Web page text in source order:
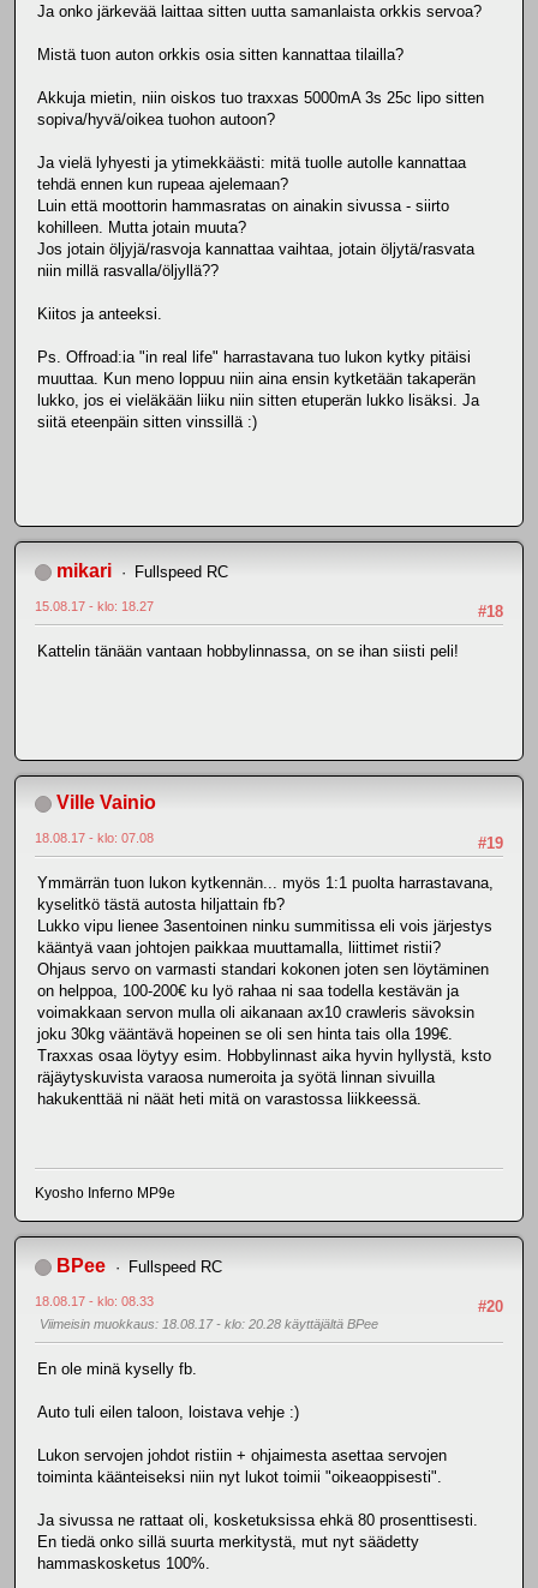
Ja onko järkevää laittaa sitten uutta samanlaista orkkis servoa?
Mistä tuon auton orkkis osia sitten kannattaa tilailla?
Akkuja mietin, niin oiskos tuo traxxas 5000mA 3s 25c lipo sitten
sopiva/hyvä/oikea tuohon autoon?
Ja vielä lyhyesti ja ytimekkäästi: mitä tuolle autolle kannattaa
tehdä ennen kun rupeaa ajelemaan?
Luin että moottorin hammasratas on ainakin sivussa - siirto
kohilleen. Mutta jotain muuta?
Jos jotain öljyjä/rasvoja kannattaa vaihtaa, jotain öljytä/rasvata
niin millä rasvalla/öljyllä??
Kiitos ja anteeksi.
Ps. Offroad:ia "in real life" harrastavana tuo lukon kytky pitäisi
muuttaa. Kun meno loppuu niin aina ensin kytketään takaperän
lukko, jos ei vieläkään liiku niin sitten etuperän lukko lisäksi. Ja
siitä eteenpäin sitten vinssillä :)
mikari Fullspeed RC
#18
15.08.17 - klo: 18.27
Kattelin tänään vantaan hobbylinnassa, on se ihan siisti peli!
Ville Vainio
#19
18.08.17 - klo: 07.08
Ymmärrän tuon lukon kytkennän... myös 1:1 puolta harrastavana,
kyselitkö tästä autosta hiljattain fb?
Lukko vipu lienee 3asentoinen ninku summitissa eli vois järjestys
kääntyä vaan johtojen paikkaa muuttamalla, liittimet ristii?
Ohjaus servo on varmasti standari kokonen joten sen löytäminen
on helppoa, 100-200€ ku lyö rahaa ni saa todella kestävän ja
voimakkaan servon mulla oli aikanaan ax10 crawleris sävoksin
joku 30kg vääntävä hopeinen se oli sen hinta tais olla 199€.
Traxxas osaa löytyy esim. Hobbylinnast aika hyvin hyllystä, ksto
räjäytyskuvista varaosa numeroita ja syötä linnan sivuilla
hakukenttää ni näät heti mitä on varastossa liikkeessä.
Kyosho Inferno MP9e
BPee Fullspeed RC
#20
18.08.17 - klo: 08.33
Viimeisin muokkaus: 18.08.17 - klo: 20.28 käyttäjältä BPee
En ole minä kyselly fb.
Auto tuli eilen taloon, loistava vehje :)
Lukon servojen johdot ristiin + ohjaimesta asettaa servojen
toiminta käänteiseksi niin nyt lukot toimii "oikeaoppisesti".
Ja sivussa ne rattaat oli, kosketuksissa ehkä 80 prosenttisesti.
En tiedä onko sillä suurta merkitystä, mut nyt säädetty
hammaskosketus 100%.